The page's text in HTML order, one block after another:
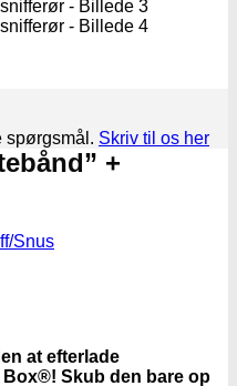
spørgsmål. Skriv til os her
+
Snus
at efterlade
Skub den bare op